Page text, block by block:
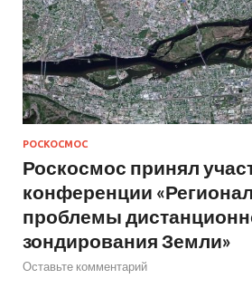
РОСКОСМОС
Роскосмос принял
конференции
проблемы
зондирования Земли»
Оставьте комментарий